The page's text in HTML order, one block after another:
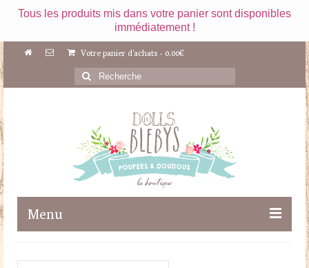
Tous les produits mis dans votre panier sont disponibles
immédiatement !
Votre panier d'achats - 0.00€
Rechercher
:
Menu